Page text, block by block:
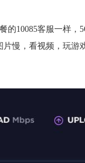
的10085客服一样，
慢，看视频，玩游